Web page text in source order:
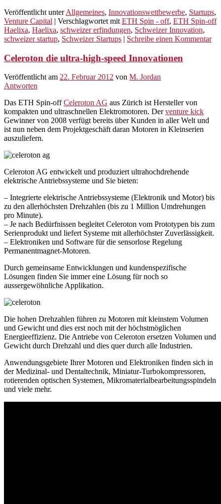
Veröffentlicht unter Allgemeines, Innovationswettbewerbe, Startups,
Venture Capital | Verschlagwortet mit ETH Spin - off, ETH Spin-off
Haelixa, Haelixa, schweizer erfindungen, Schweizer Innovation,
schweizer startup, Schweizer Startups | Schreibe einen Kommentar
Celeroton die ultra-high-speed Innovationen
Veröffentlicht am 22. Februar 2012 von M. Jordan
Antworten
Das ETH Spin-offCeleroton AG aus Zürich ist Hersteller von
kompakten und ultraschnellen Elektromotoren. Derventure kick
Gewinner von 2008 verfügt bereits über Kunden in aller Welt und
ist nun neben dem Projektgeschäft daran Motoren in Kleinserien
auszuliefern.
Celeroton AG entwickelt und produziert ultrahochdrehende
elektrische Antriebssysteme und Sie bieten:
– Integrierte elektrische Antriebssysteme (Elektronik und Motor) bis
zu den allerhöchsten Drehzahlen (bis zu 1 Million Umdrehungen
pro Minute).
– Je nach Bedürfnissen begleitet Celeroton vom Prototypen bis zum
Serienprodukt und liefert Systeme mit allerhöchster Zuverlässigkeit.
– Elektroniken und Software für die sensorlose Regelung
Permanentmagnet-Motoren.
Durch gemeinsame Entwicklungen und kundenspezifische
Lösungen finden Sie immer eine Lösung für noch so
aussergewöhnliche Applikation.
Die hohen Drehzahlen führen zu Motoren mit kleinstem Volumen
und Gewicht und dies erst noch mit der höchstmöglichen
Energieeffizienz. Die Antriebe von Celeroton ersetzen Volumen und
Gewicht durch Drehzahl und dies quer durch alle Industrien.
Anwendungsgebiete Ihrer Motoren und Elektroniken finden sich in
der Medizinal- und Dentaltechnik, Miniatur-Turbokompressoren,
rotierenden optischen Systemen, Mikromaterialbearbeitungsspindeln
und viele mehr.